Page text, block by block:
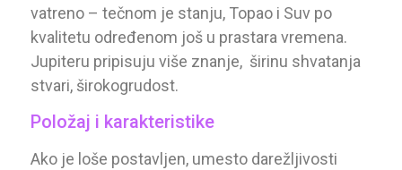
vatreno – tečnom je stanju, Topao i Suv po
kvalitetu određenom još u prastara vremena.
Jupiteru pripisuju više znanje, širinu shvatanja
stvari, širokogrudost.
Položaj i karakteristike
Ako je loše postavljen, umesto darežljivosti